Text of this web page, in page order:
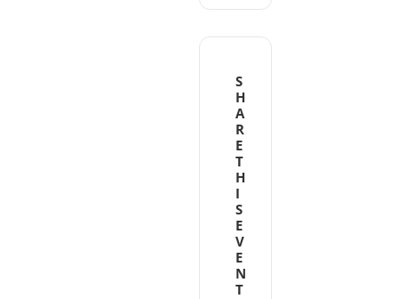
S
H
A
R
E
T
H
I
S
E
V
E
N
T